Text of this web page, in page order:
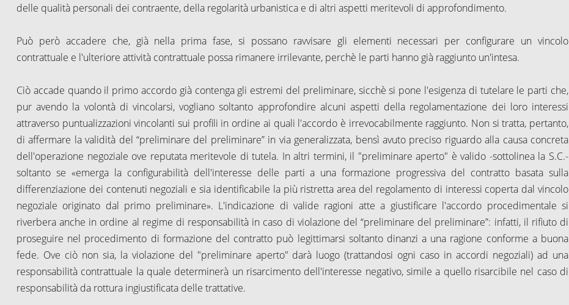
delle qualità personali dei contraente, della regolarità urbanistica e di altri aspetti meritevoli di approfondimento.
Può però accadere che, già nella prima fase, si possano ravvisare gli elementi necessari per configurare un vincolo
contrattuale e l'ulteriore attività contrattuale possa rimanere irrilevante, perchè le parti hanno già raggiunto un'intesa.
Ciò accade quando il primo accordo già contenga gli estremi del preliminare, sicchè si pone l'esigenza di tutelare le parti che,
pur avendo la volontà di vincolarsi, vogliano soltanto approfondire alcuni aspetti della regolamentazione dei loro interessi
attraverso puntualizzazioni vincolanti sui profili in ordine ai quali l'accordo è irrevocabilmente raggiunto. Non si tratta, pertanto,
di affermare la validità del “preliminare del preliminare” in via generalizzata, bensì avuto preciso riguardo alla causa concreta
dell'operazione negoziale ove reputata meritevole di tutela. In altri termini, il "preliminare aperto" è valido -sottolinea la S.C.-
soltanto se «emerga la configurabilità dell'interesse delle parti a una formazione progressiva del contratto basata sulla
differenziazione dei contenuti negoziali e sia identificabile la più ristretta area del regolamento di interessi coperta dal vincolo
negoziale originato dal primo preliminare». L'indicazione di valide ragioni atte a giustificare l'accordo procedimentale si
riverbera anche in ordine al regime di responsabilità in caso di violazione del “preliminare del preliminare”: infatti, il rifiuto di
proseguire nel procedimento di formazione del contratto può legittimarsi soltanto dinanzi a una ragione conforme a buona
fede. Ove ciò non sia, la violazione del "preliminare aperto" darà luogo (trattandosi ogni caso in accordi negoziali) ad una
responsabilità contrattuale la quale determinerà un risarcimento dell'interesse negativo, simile a quello risarcibile nel caso di
responsabilità da rottura ingiustificata delle trattative.